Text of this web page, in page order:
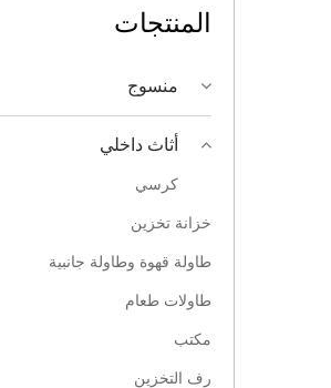
المنتجات
منسوج
أثاث داخلي
كرسي
خزانة تخزين
طاولة قهوة وطاولة جانبية
طاولات طعام
مكتب
رف التخزين